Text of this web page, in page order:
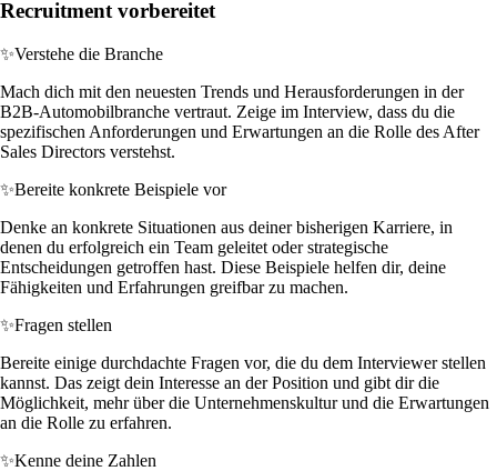
Recruitment vorbereitet
✨Verstehe die Branche
Mach dich mit den neuesten Trends und Herausforderungen in der
B2B-Automobilbranche vertraut. Zeige im Interview, dass du die
spezifischen Anforderungen und Erwartungen an die Rolle des After
Sales Directors verstehst.
✨Bereite konkrete Beispiele vor
Denke an konkrete Situationen aus deiner bisherigen Karriere, in
denen du erfolgreich ein Team geleitet oder strategische
Entscheidungen getroffen hast. Diese Beispiele helfen dir, deine
Fähigkeiten und Erfahrungen greifbar zu machen.
✨Fragen stellen
Bereite einige durchdachte Fragen vor, die du dem Interviewer stellen
kannst. Das zeigt dein Interesse an der Position und gibt dir die
Möglichkeit, mehr über die Unternehmenskultur und die Erwartungen
an die Rolle zu erfahren.
✨Kenne deine Zahlen